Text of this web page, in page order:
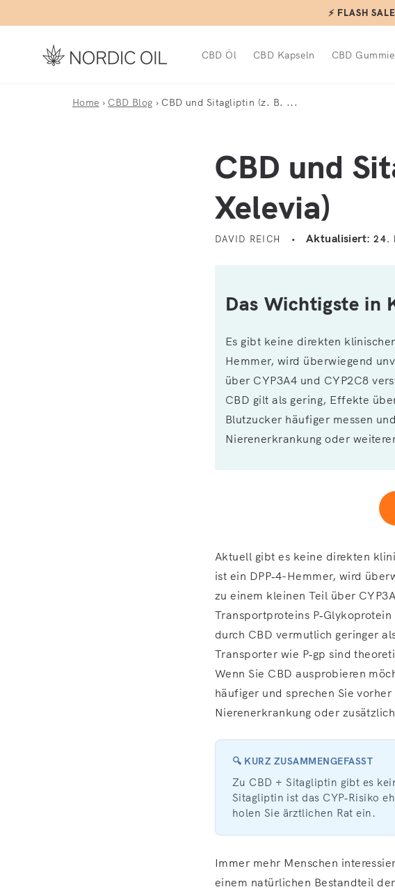
⚡ FLASH
CBD Öl CBD Kapseln CBD
Home › CBD Blog › CBD und Sitagliptin (z. B. ...
CBD und
Xelevia)
DAVID REICH Aktualisiert:24.
Das Wichtigste in
Es gibt keine direkten
Hemmer, wird überwiegend
über CYP3A4 und CYP2C8
CBD gilt als gering, Effekte
Blutzucker häufiger messen
Nierenerkrankung oder
Aktuell gibt es keine direkten
ist ein DPP‑4-Hemmer, wird
zu einem kleinen Teil über
Transportproteins
durch CBD vermutlich geringer
Transporter wie P‑gp sind
Wenn Sie CBD ausprobieren
häufiger und sprechen Sie
Nierenerkrankung oder
🔍 KURZ ZUSAMMENGEFASST
Zu CBD + Sitagliptin gibt es
Sitagliptin ist das CYP‑Risiko
holen Sie ärztlichen Rat ein.
Immer mehr Menschen
einem natürlichen Bestandteil